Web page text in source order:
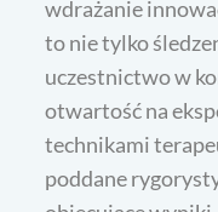
wdrażanie
to nie tylko
uczestnictwo w
otwartość na
technikami
poddane